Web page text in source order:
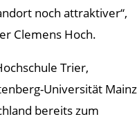
noch attraktiver“,
Clemens Hoch.
Trier,
Universität Mainz
bereits zum